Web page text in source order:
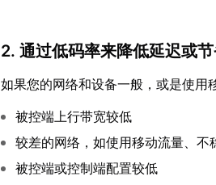
2. 通过低码率来降低延迟或
如果您的网络和设备一般，或是使用
被控端上行带宽较低
较差的网络，如使用移动流量、不
被控端或控制端配置较低